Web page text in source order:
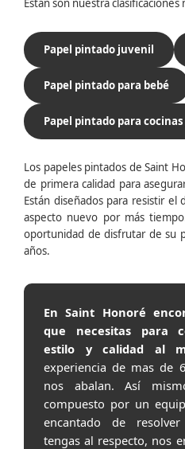
Están son nuestra clasificaciones
Papel pintado juvenil
Papel pintado para bebé
Papel pintado para
Los papeles pintados de Saint
de primera calidad para
Están diseñados para resistir
aspecto nuevo por más
oportunidad de disfrutar de su
años.
En Saint Honoré
que necesitas para
estilo y calidad al
experiencia de mas de
nos abalan. Así
compuesto por un
encantado de
tengas al respecto, nos